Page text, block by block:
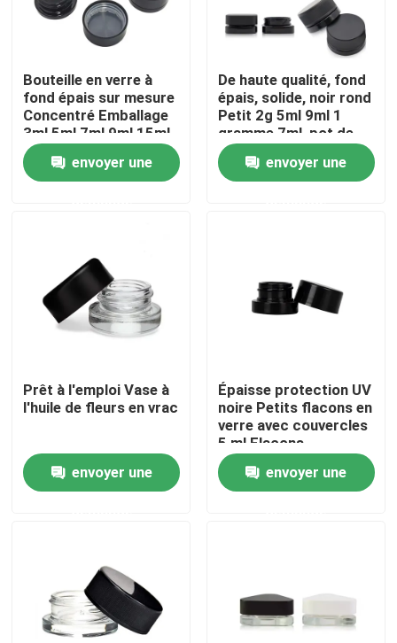
Maison
Produits
Au sujet de nous
Contrôle de qualité
Contactez-nous
Demandez une citation
Pots en verre de concentré
Bouteille en verre à
fond épais sur mesure
Concentré Emballage
3ml 5ml 7ml 9ml 15ml
envoyer une
De haute qualité, fond
épais, solide, noir rond
Petit 2g 5ml 9ml 1
gramme 7ml, pot de
concentré avec
finition polissée
envoyer une
Prêt à l'emploi Vase à
l'huile de fleurs en vrac
envoyer une
Épaisse protection UV
noire Petits flacons en
verre avec couvercles
5 ml Flacons
concentrés
envoyer une